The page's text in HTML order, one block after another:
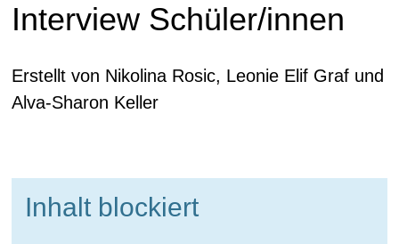
Interview Schüler/innen
Erstellt von Nikolina Rosic, Leonie Elif Graf und
Alva-Sharon Keller
Inhalt blockiert